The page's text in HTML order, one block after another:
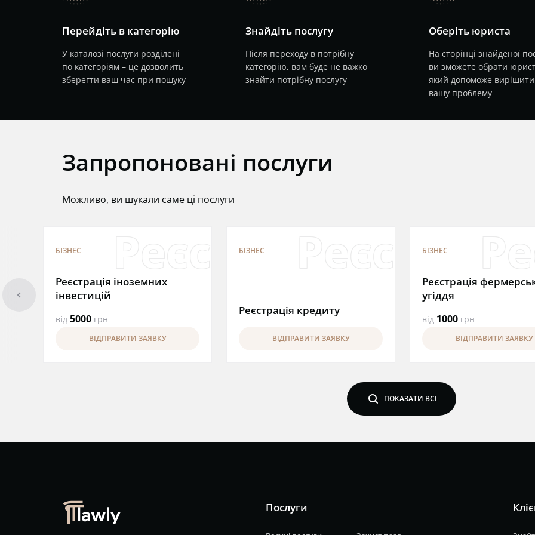
Перейдіть в категорію
У каталозі послуги розділені
по категоріям – це дозволить
зберегти ваш час при пошуку
Знайдіть послугу
Після переходу в потрібну
категорію, вам буде не важко
знайти потрібну послугу
Оберіть юриста
На сторінці знайденої
ви зможете обрати
який допоможе вирішити
вашу проблему
Запропоновані послуги
Можливо, ви шукали саме ці послуги
БІЗНЕС Реєстрація
Реєстрація іноземних
інвестицій
від 5000 грн
ВІДПРАВИТИ ЗАЯВКУ
БІЗНЕС
Реєстрація кредиту
ВІДПРАВИТИ ЗАЯВКУ
БІЗНЕС
Реєстрація
угіддя
від 1000 грн
ВІДПРАВИТИ ЗАЯВКУ
arrowleft
search ПОКАЗАТИ ВСІ
Послуги